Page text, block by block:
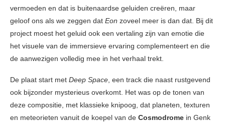
vermoeden en dat is buitenaardse geluiden creëren, maar
geloof ons als we zeggen dat Eon zoveel meer is dan dat. Bij dit
project moest het geluid ook een vertaling zijn van emotie die
het visuele van de immersieve ervaring complementeert en die
de aanwezigen volledig mee in het verhaal trekt.
De plaat start met Deep Space , een track die naast rustgevend
ook bijzonder mysterieus overkomt. Het was op de tonen van
deze compositie, met klassieke knipoog, dat planeten, texturen
en meteorieten vanuit de koepel van de Cosmodrome in Genk